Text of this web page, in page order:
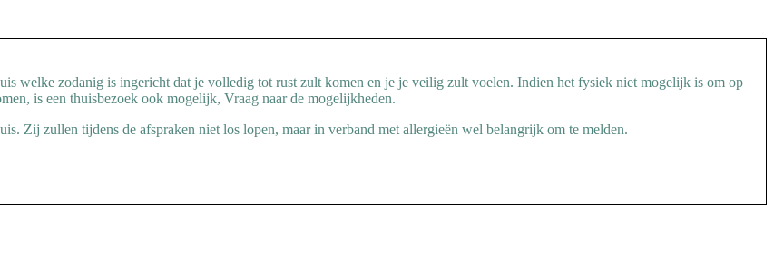
welke zodanig is ingericht dat je volledig tot rust zult komen en je je veilig zult voelen. Indien het fysiek niet mogelijk is om op
is een thuisbezoek ook mogelijk, Vraag naar de mogelijkheden.
Zij zullen tijdens de afspraken niet los lopen, maar in verband met allergieën wel belangrijk om te melden.